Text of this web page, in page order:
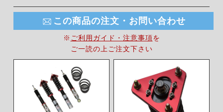
この商品の注文・お問い合わせ
※ ご利用ガイド・注意事項を
ご一読の上ご注文下さい